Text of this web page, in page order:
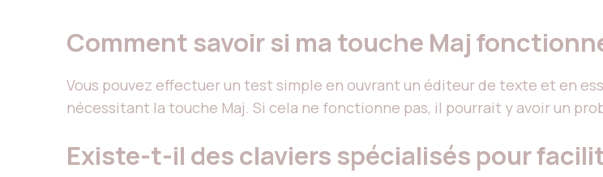
Comment savoir si ma touche Maj
Vous pouvez effectuer un test simple en ouvrant un éditeur de texte et en
nécessitant la touche Maj. Si cela ne fonctionne pas, il pourrait y avoir un
Existe-t-il des claviers spécialisés pour